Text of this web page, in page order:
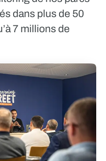
dans plus de 50
7 millions de